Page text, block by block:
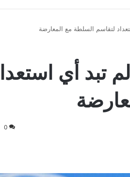
لتقاسم السلطة مع المعارضة
تبد أي
0